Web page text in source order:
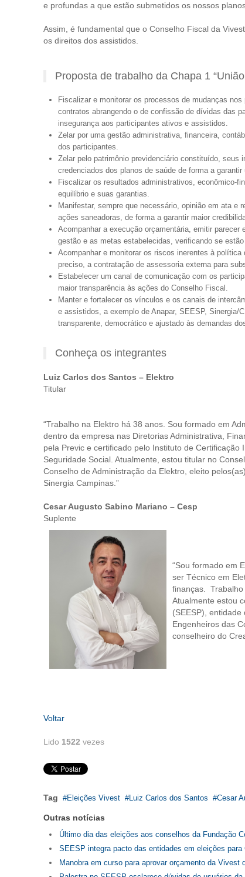
e profundas a que estão submetidos os nossos
Assim, é fundamental que o Conselho Fiscal da
os direitos dos assistidos.
Proposta de trabalho da Chapa 1
Fiscalizar e monitorar os processos de mudanças
contratos abrangendo o de confissão de dívidas das
insegurança aos participantes ativos e assistidos.
Zelar por uma gestão administrativa, financeira,
dos participantes.
Zelar pelo patrimônio previdenciário constituído, seus
credenciados dos planos de saúde de forma a
Fiscalizar os resultados administrativos, econômico-
equilíbrio e suas garantias.
Manifestar, sempre que necessário, opinião em ata e
ações saneadoras, de forma a garantir maior
Acompanhar a execução orçamentária, emitir
gestão e as metas estabelecidas, verificando se
Acompanhar e monitorar os riscos inerentes à
preciso, a contratação de assessoria externa para
Estabelecer um canal de comunicação com os
maior transparência às ações do Conselho Fiscal.
Manter e fortalecer os vínculos e os canais de
e assistidos, a exemplo de Anapar, SEESP, Sinergia/
transparente, democrático e ajustado às demandas
Conheça os integrantes
Luiz Carlos dos Santos – Elektro
Titular
“Trabalho na Elektro há 38 anos. Sou formado em
dentro da empresa nas Diretorias Administrativa,
pela Previc e certificado pelo Instituto de Certificação
Seguridade Social. Atualmente, estou titular no
Conselho de Administração da Elektro, eleito
Sinergia Campinas.”
Cesar Augusto Sabino Mariano – Cesp
Suplente
“Sou formado em
ser Técnico em
finanças. Trabalho
Atualmente estou
(SEESP),
Engenheiros das
conselheiro do
Voltar
Lido 1522 vezes
Tag Eleições Vivest Luiz Carlos dos Santos Cesar
Outras notícias
Último dia das eleições aos conselhos da Fundação
SEESP integra pacto das entidades em eleições
Manobra em curso para aprovar orçamento da Vivest